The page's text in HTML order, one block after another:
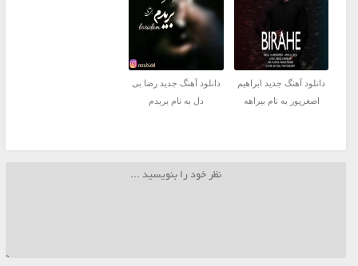
دانلود آهنگ جدید ابراهیم
اصغرپور به نام بیراهه
دانلود آهنگ جدید رضا بی
دل به نام بریدم